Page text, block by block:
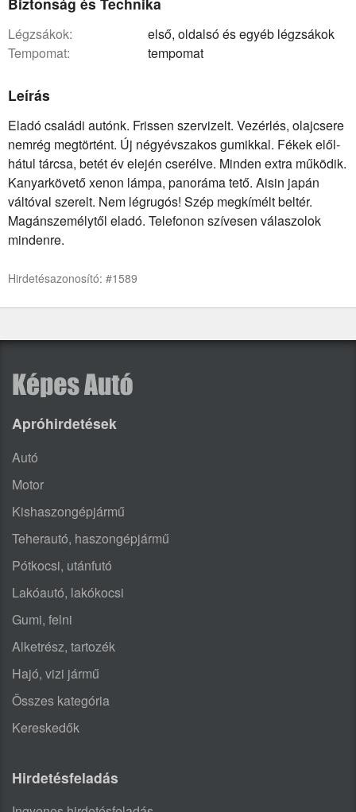
légzsákok:
első, oldalsó és egyéb légzsákok
tempomat:
tempomat
Leírás
Eladó családi autónk. Frissen szervizelt. Vezérlés, olajcsere
nemrég megtörtént. Új négyévszakos gumikkal. Fékek elől-
hátul tárcsa, betét év elején cserélve. Minden extra működik.
Kanyarkövető xenon lámpa, panoráma tető. Aisin japán
váltóval szerelt. Nem légrugós! Szép megkímélt beltér.
Magánszemélytől eladó. Telefonon szívesen válaszolok
mindenre.
Hirdetésazonosító: #1589
Apróhirdetések
Autó
Motor
Kishaszongépjármű
Teherautó, haszongépjármű
Pótkocsi, utánfutó
Lakóautó, lakókocsi
Gumi, felni
Alketrész, tartozék
Hajó, vizi jármű
Összes kategória
Kereskedők
Hirdetésfeladás